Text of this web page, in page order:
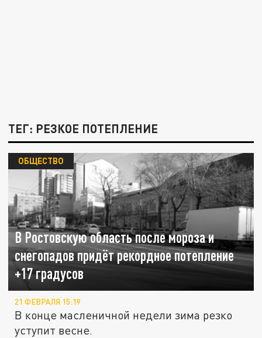
ТЕГ: РЕЗКОЕ ПОТЕПЛЕНИЕ
В Ростовскую область после мороза и
снегопадов придёт рекордное потепление
+17 градусов
ОБЩЕСТВО
21 ФЕВРАЛЯ 15:19
В конце масленичной недели зима резко
уступит весне.